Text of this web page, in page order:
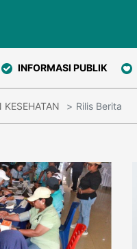
INFORMASI PUBLIK
KESEHATAN Rilis Berita